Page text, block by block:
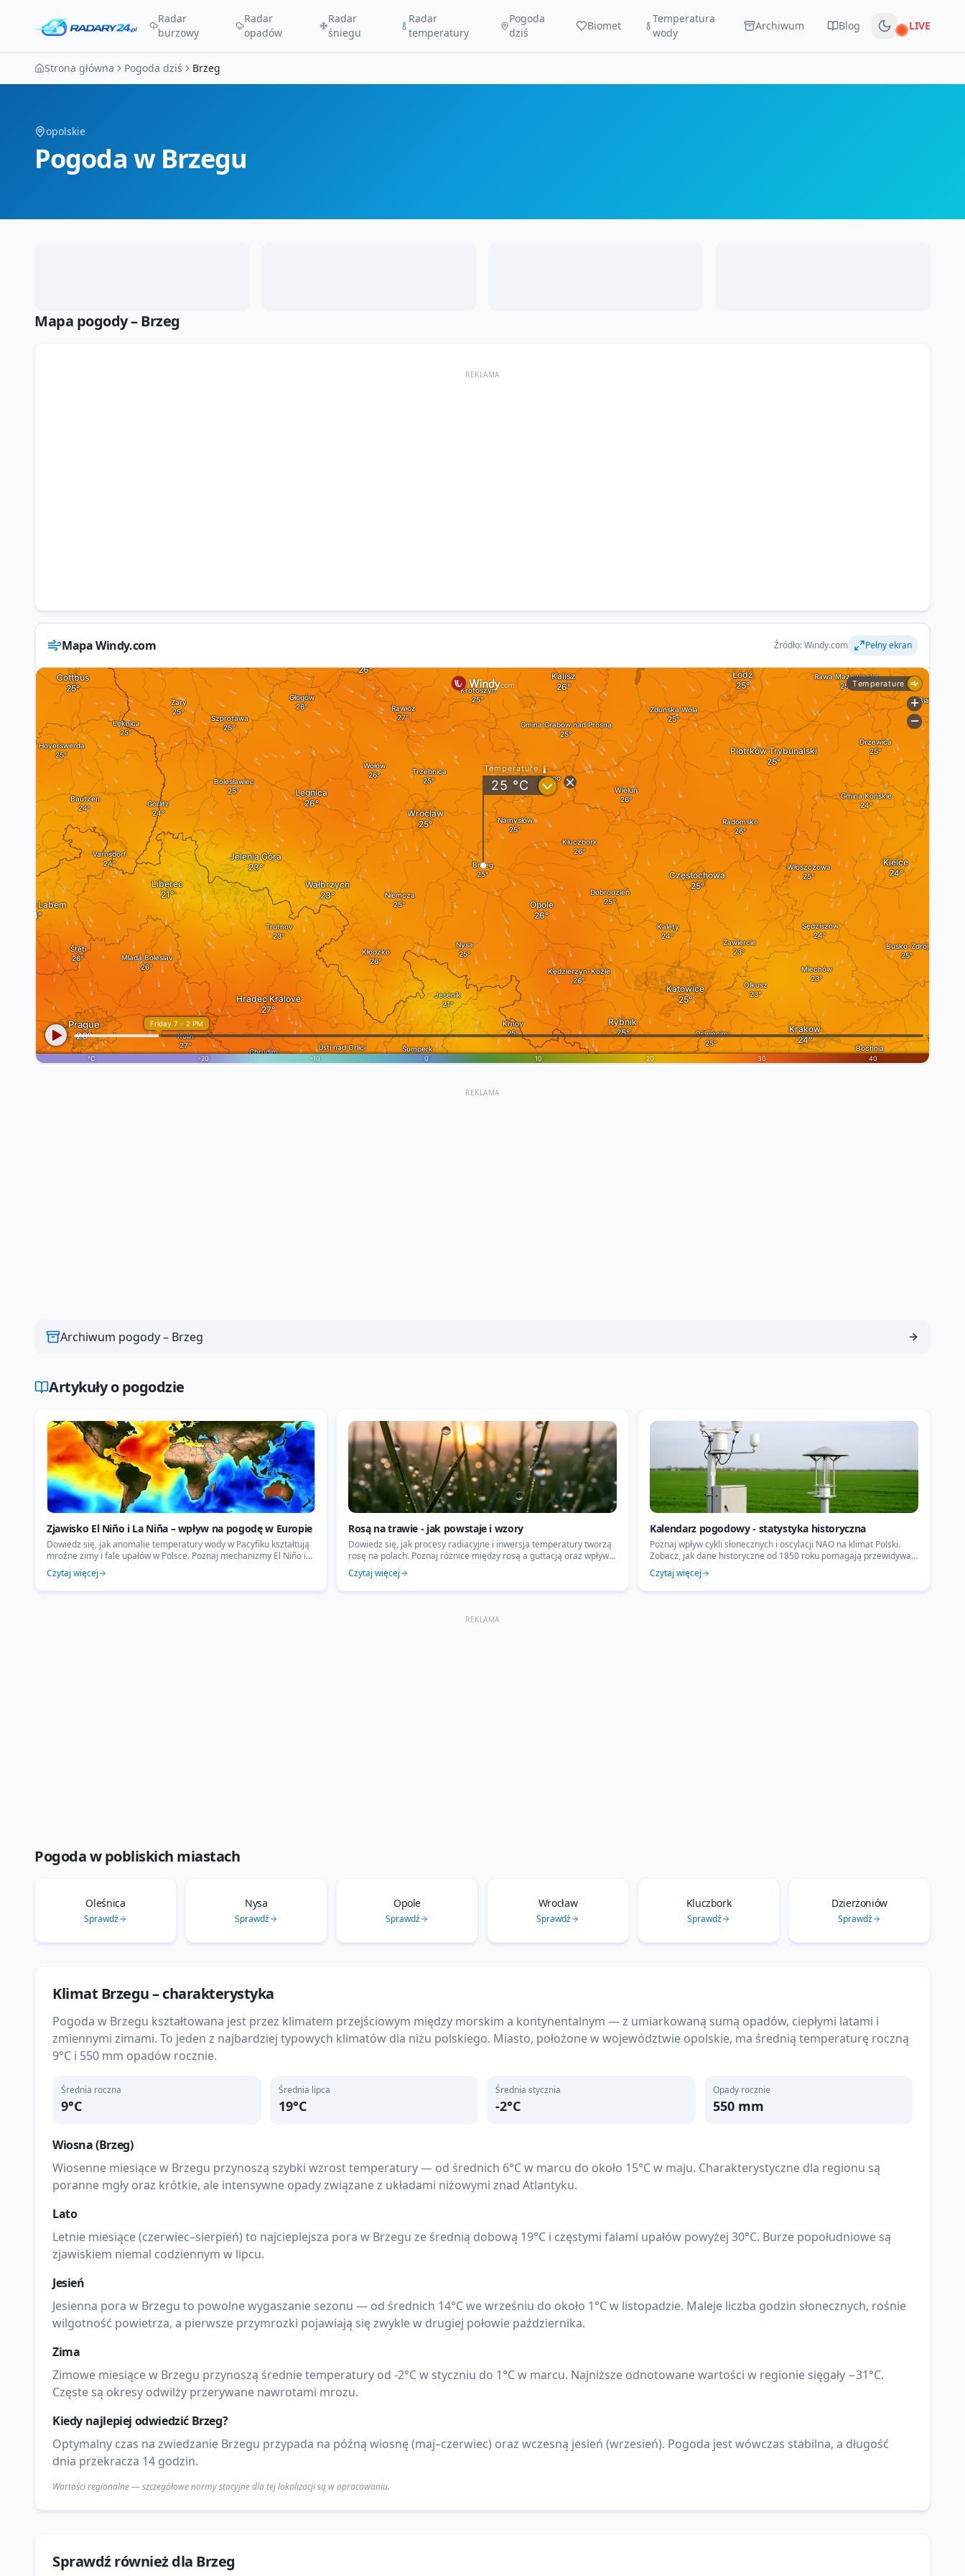
Radar
burzowy
Radar
opadów
Radar
śniegu
Radar
temperatury
Pogoda
dziś
Biomet
Temperatura
wody
Archiwum Blog Na żywo
LIVE
Strona główna Pogoda dziś Brzeg
opolskie
Pogoda w Brzegu
Mapa pogody –Brzeg
REKLAMA
Mapa Windy.com Źródło: Windy.com Pełny ekran
REKLAMA
Archiwum pogody – Brzeg
Artykuły o pogodzie
Zjawisko El Niño i La Niña – wpływ na pogodę w Europie
Dowiedz się, jak anomalie temperatury wody w Pacyfiku kształtują
mroźne zimy i fale upałów w Polsce. Poznaj mechanizmy El Niño i
La Niña oraz ich wpływ na Europę.
Czytaj więcej
Rosą na trawie - jak powstaje i wzory
Dowiedz się, jak procesy radiacyjne i inwersja temperatury tworzą
rosę na polach. Poznaj różnice między rosą a guttacją oraz wpływ
wilgoci na polskie rolnictwo.
Czytaj więcej
Kalendarz pogodowy - statystyka historyczna
Poznaj wpływ cykli słonecznych i oscylacji NAO na klimat Polski.
Zobacz, jak dane historyczne od 1850 roku pomagają przewidywać
ekstremalne zjawiska pogodowe.
Czytaj więcej
REKLAMA
Pogoda w pobliskich miastach
Oleśnica
Sprawdź
Nysa
Sprawdź
Opole
Sprawdź
Wrocław
Sprawdź
Kluczbork
Sprawdź
Dzierżoniów
Sprawdź
Klimat Brzegu– charakterystyka
Pogoda w Brzegu kształtowana jest przez klimatem przejściowym między morskim a kontynentalnym — z umiarkowaną sumą opadów, ciepłymi latami i
zmiennymi zimami. To jeden z najbardziej typowych klimatów dla niżu polskiego. Miasto, położone w województwie opolskie, ma średnią temperaturę roczną
9°C i 550 mm opadów rocznie.
Średnia roczna
9°C
Średnia lipca
19°C
Średnia stycznia
-2°C
Opady rocznie
550mm
Wiosna (Brzeg)
Wiosenne miesiące w Brzegu przynoszą szybki wzrost temperatury — od średnich 6°C w marcu do około 15°C w maju. Charakterystyczne dla regionu są
poranne mgły oraz krótkie, ale intensywne opady związane z układami niżowymi znad Atlantyku.
Lato
Letnie miesiące (czerwiec–sierpień) to najcieplejsza pora w Brzegu ze średnią dobową 19°C i częstymi falami upałów powyżej 30°C. Burze popołudniowe są
zjawiskiem niemal codziennym w lipcu.
Jesień
Jesienna pora w Brzegu to powolne wygaszanie sezonu — od średnich 14°C we wrześniu do około 1°C w listopadzie. Maleje liczba godzin słonecznych, rośnie
wilgotność powietrza, a pierwsze przymrozki pojawiają się zwykle w drugiej połowie października.
Zima
Zimowe miesiące w Brzegu przynoszą średnie temperatury od -2°C w styczniu do 1°C w marcu. Najniższe odnotowane wartości w regionie sięgały −31°C.
Częste są okresy odwilży przerywane nawrotami mrozu.
Kiedy najlepiej odwiedzić Brzeg?
Optymalny czas na zwiedzanie Brzegu przypada na późną wiosnę (maj–czerwiec) oraz wczesną jesień (wrzesień). Pogoda jest wówczas stabilna, a długość
dnia przekracza 14 godzin.
Wartości regionalne — szczegółowe normy stacyjne dla tej lokalizacji są w opracowaniu.
Sprawdź również dla Brzeg